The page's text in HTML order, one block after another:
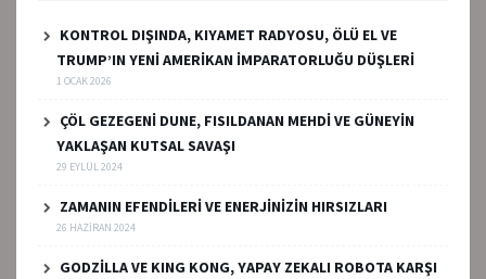
KONTROL DIŞINDA, KIYAMET RADYOSU, ÖLÜ EL VE
TRUMP’IN YENİ AMERİKAN İMPARATORLUĞU DÜŞLERİ
1 OCAK 2026
ÇÖL GEZEGENİ DUNE, FISILDANAN MEHDİ VE GÜNEYİN
YAKLAŞAN KUTSAL SAVAŞI
29 EYLÜL 2024
ZAMANIN EFENDİLERİ VE ENERJİNİZİN HIRSIZLARI
26 HAZIRAN 2024
GODZİLLA VE KING KONG, YAPAY ZEKALI ROBOTA KARŞI